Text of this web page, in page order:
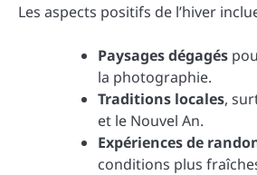
Les aspects positifs de l’hiver
Paysages dégagés
la photographie.
Traditions locales,
et le Nouvel An.
Expériences de
conditions plus